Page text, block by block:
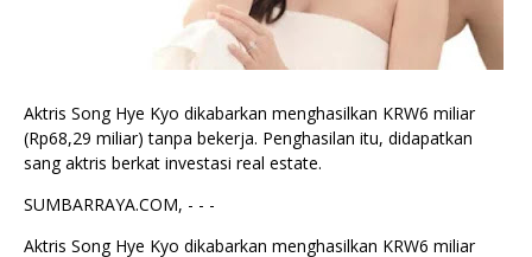
Aktris Song Hye Kyo dikabarkan menghasilkan KRW6 miliar
(Rp68,29 miliar) tanpa bekerja. Penghasilan itu, didapatkan
sang aktris berkat investasi real estate.
SUMBARRAYA.COM, - - -
Aktris Song Hye Kyo dikabarkan menghasilkan KRW6 miliar